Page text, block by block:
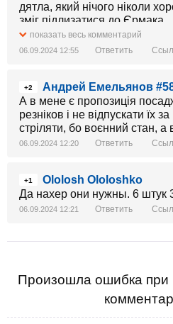
дятла, який нічого ніколи
зміг підлизатися до Єрмака.
показать весь комментарий
06.09.2024 12:55 Ответить
+2
Андрей Емельянов
А в мене є пропозиція
резніков і не відпускати їх
стріляти, бо воєнний стан,
06.09.2024 12:20 Ответить
+1
Ololosh Ololoshko
Да нахер они нужны. 6 штук
06.09.2024 12:21 Ответить
Произошла ошибка при